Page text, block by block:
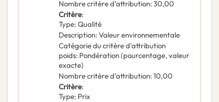
Nombre critère d’attribution: 30,00
Critère:
Type: Qualité
Description: Valeur environnementale
Catégorie du critère d’attribution
poids: Pondération (pourcentage, valeur
exacte)
Nombre critère d’attribution: 10,00
Critère:
Type: Prix